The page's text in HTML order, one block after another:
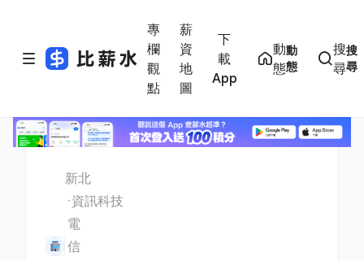
專
欄
觀
點
薪
資
地
圖
下
載
App
動
態
動
態
搜
尋
搜
尋
新北
資訊科技
電
信